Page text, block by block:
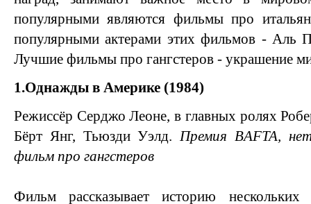
популярными являются фильмы про
популярными актерами этих фильмов - Аль
Лучшие фильмы про гангстеров - украшение
1.Однажды в Америке (1984)
Режиссёр Серджо Леоне, в главных ролях
Бёрт Янг, Тьюзди Уэлд.Премия BAFTA,
фильм про гангстеров
Фильм рассказывает историю